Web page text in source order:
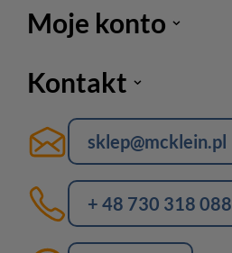
Moje konto
Kontakt
sklep@mcklein.pl
+ 48 730 318 088